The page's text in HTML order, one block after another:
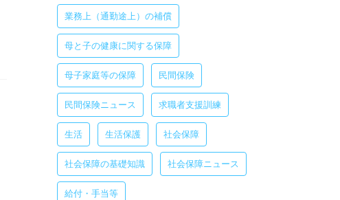
業務上（通勤途上）の補償
母と子の健康に関する保障
母子家庭等の保障 民間保険
民間保険ニュース 求職者支援訓練
生活 生活保護 社会保障
社会保障の基礎知識 社会保障ニュース
給付・手当等